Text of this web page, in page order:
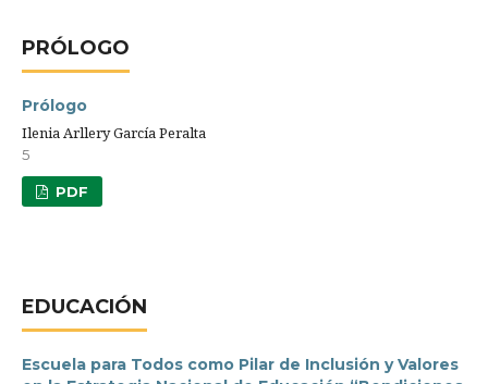
PRÓLOGO
Prólogo
Ilenia Arllery García Peralta
5
PDF
EDUCACIÓN
Escuela para Todos como Pilar de Inclusión y Valores